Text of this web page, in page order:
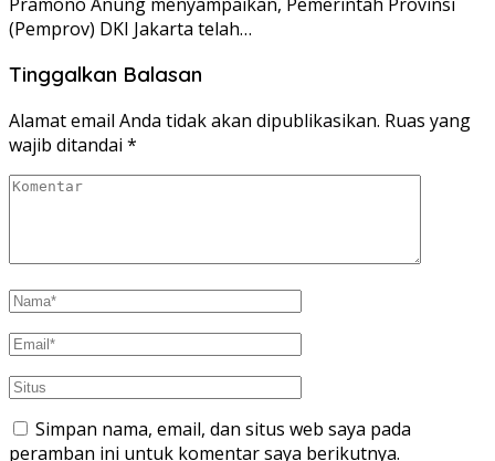
(Pemprov) DKI Jakarta telah…
Tinggalkan Balasan
Alamat email Anda tidak akan dipublikasikan. Ruas yang
wajib ditandai *
Simpan nama, email, dan situs web saya pada
peramban ini untuk komentar saya berikutnya.